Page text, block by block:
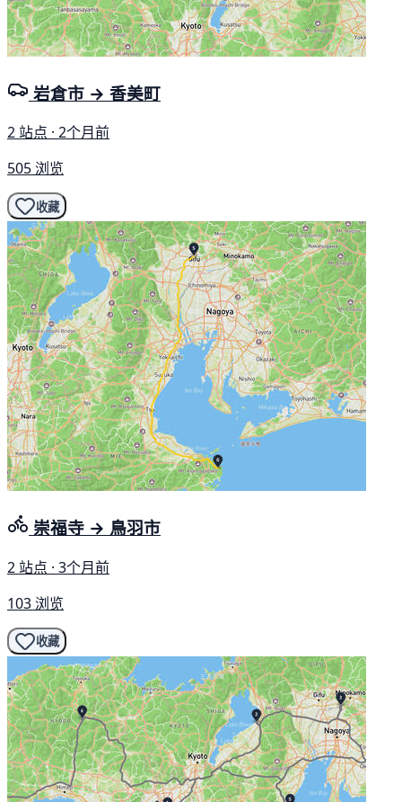
岩倉市 → 香美町
2 站点 · 2个月前
505 浏览
收藏
崇福寺 → 鳥羽市
2 站点 · 3个月前
103 浏览
收藏